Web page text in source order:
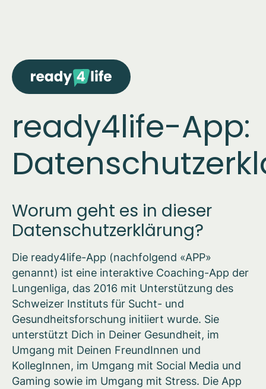
ready4life-App:
Worum geht es in dieser
Datenschutzerklärung?
Die ready4life-App (nachfolgend «APP»
genannt) ist eine interaktive Coaching-App der
Lungenliga, das 2016 mit Unterstützung des
Schweizer Instituts für Sucht- und
Gesundheitsforschung initiiert wurde. Sie
unterstützt Dich in Deiner Gesundheit, im
Umgang mit Deinen FreundInnen und
KollegInnen, im Umgang mit Social Media und
Gaming sowie im Umgang mit Stress. Die App